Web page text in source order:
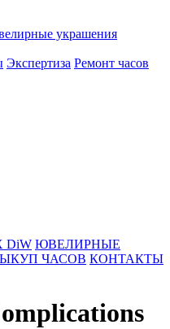
украшения
Экспертиза Ремонт часов
DiW ЮВЕЛИРНЫЕ
ЧАСОВ КОНТАКТЫ